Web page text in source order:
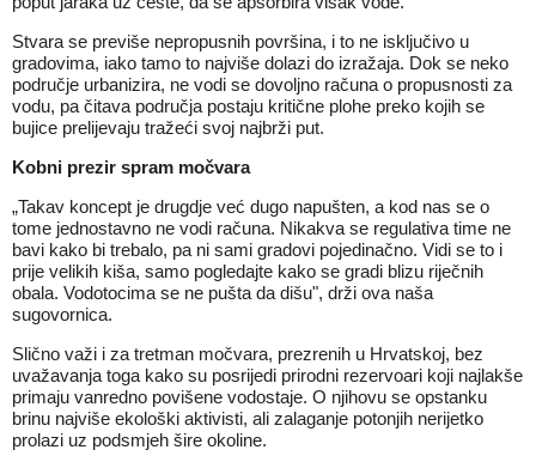
Stvara se previše nepropusnih površina, i to ne isključivo u
gradovima, iako tamo to najviše dolazi do izražaja. Dok se neko
područje urbanizira, ne vodi se dovoljno računa o propusnosti za
vodu, pa čitava područja postaju kritične plohe preko kojih se
bujice prelijevaju tražeći svoj najbrži put.
Kobni prezir spram močvara
„Takav koncept je drugdje već dugo napušten, a kod nas se o
tome jednostavno ne vodi računa. Nikakva se regulativa time ne
bavi kako bi trebalo, pa ni sami gradovi pojedinačno. Vidi se to i
prije velikih kiša, samo pogledajte kako se gradi blizu riječnih
obala. Vodotocima se ne pušta da dišu", drži ova naša
sugovornica.
Slično važi i za tretman močvara, prezrenih u Hrvatskoj, bez
uvažavanja toga kako su posrijedi prirodni rezervoari koji najlakše
primaju vanredno povišene vodostaje. O njihovu se opstanku
brinu najviše ekološki aktivisti, ali zalaganje potonjih nerijetko
prolazi uz podsmjeh šire okoline.